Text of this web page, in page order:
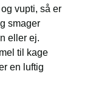
vupti, så er
smager
eller ej.
til kage
en luftig